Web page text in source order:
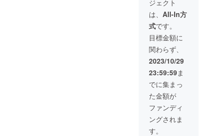
ヒー(５
つのス
ペシャ
ルティ)
華 エチ
オピア
柔 コス
タリカ
誠 ニカ
ラグア
遊 グァ
テマラ
重 ケニ
ア ・ノ
ル
ディッ
EE店内
(滋賀県
湖南市
石部西
1-5-7)
日程：
2024年
1月以降
で個別
にご相
談。 時
間：
19:00〜
22:00 ※
交通費
はお客
そして
コー
ヒー
ロース
ターと
いう現
在に至
るまで
に経験
してき
た
『コー
ヒーの
仕事』
に関す
るノウ
ジェクト
は、 All-In方
式です。
目標金額に
関わらず、
2023/10/29
23:59:59ま
でに集まっ
た金額が
ファンディ
ングされま
す。